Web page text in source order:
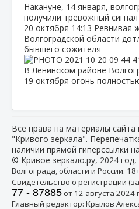
Накануне, 14 января,
получили тревожный
20 октября 14:13 Ревнивая
Волгоградской области
бывшего сожителя
В Ленинском районе
19 октября огонь
Все права на материалы
"Кривого зеркала".
наличии прямой гиперссылки
© Кривое зеркало.ру, 2024
Волгограда, области и России.
Свидетельство о регистрации
77 - 87885от 12 августа 2024
Главный редактор: Крылов